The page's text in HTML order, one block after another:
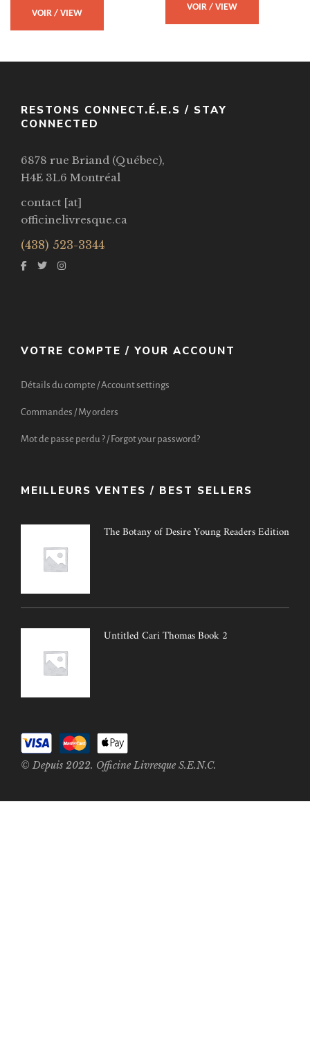
VOIR / VIEW
VOIR / VIEW
RESTONS CONNECT.É.E.S / STAY
CONNECTED
6878 rue Briand (Québec),
H4E 3L6 Montréal
contact [at]
officinelivresque.ca
(438) 523-3344
VOTRE COMPTE / YOUR ACCOUNT
Détails du compte / Account settings
Commandes / My orders
Mot de passe perdu ? / Forgot your password?
MEILLEURS VENTES / BEST SELLERS
The Botany of Desire Young Readers Edition
Untitled Cari Thomas Book 2
© Depuis 2022. Officine Livresque S.E.N.C.